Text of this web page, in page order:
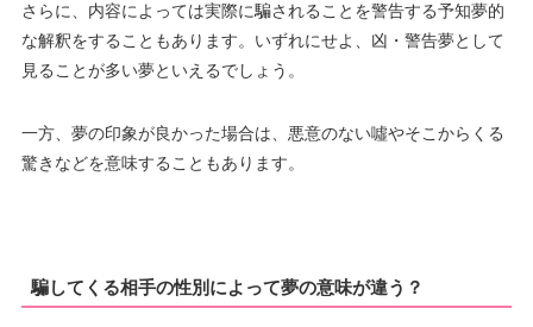
さらに、内容によっては実際に騙されることを警告する予知夢的
な解釈をすることもあります。いずれにせよ、凶・警告夢として
見ることが多い夢といえるでしょう。
一方、夢の印象が良かった場合は、悪意のない噓やそこからくる
驚きなどを意味することもあります。
騙してくる相手の性別によって夢の意味が違う？